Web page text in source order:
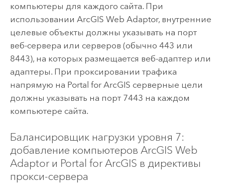
компьютеры для каждого сайта. При
использовании ArcGIS Web Adaptor, внутренние
целевые объекты должны указывать на порт
веб-сервера или серверов (обычно 443 или
8443), на которых размещается веб-адаптер или
адаптеры. При проксировании трафика
напрямую на Portal for ArcGIS серверные цели
должны указывать на порт 7443 на каждом
компьютере сайта.
Балансировщик нагрузки уровня 7:
добавление компьютеров ArcGIS Web
Adaptorи Portal for ArcGIS в директивы
прокси-сервера